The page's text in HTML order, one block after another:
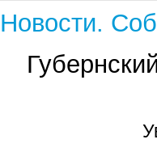
Новости.